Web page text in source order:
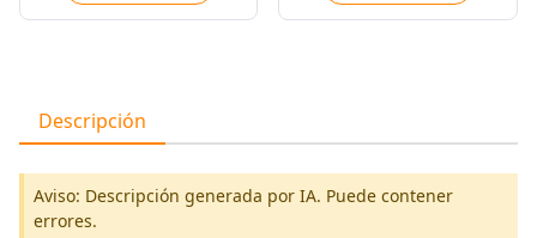
Descripción
Aviso: Descripción generada por IA. Puede contener
errores.